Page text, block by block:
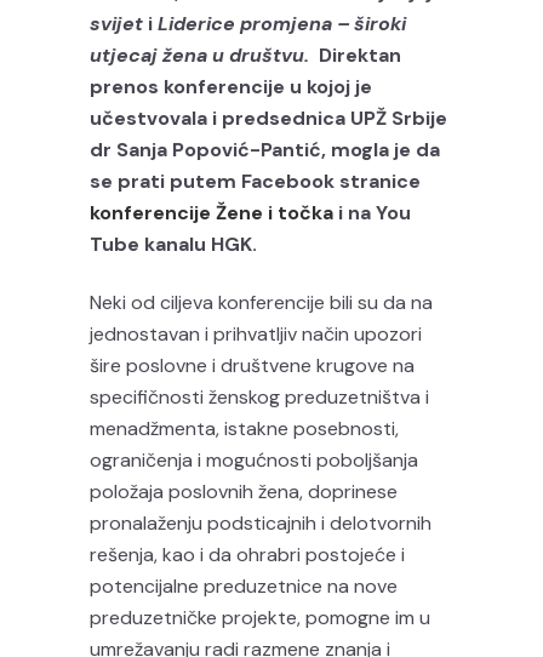
svijet iLiderice promjena – široki
utjecaj žena u društvu. Direktan
prenos konferencije u kojoj je
učestvovala i predsednica UPŽ Srbije
dr Sanja Popović-Pantić, mogla je da
se prati putem Facebook stranice
konferencije Žene i točka i na You
Tube kanalu HGK.
Neki od ciljeva konferencije bili su da na
jednostavan i prihvatljiv način upozori
šire poslovne i društvene krugove na
specifičnosti ženskog preduzetništva i
menadžmenta, istakne posebnosti,
ograničenja i mogućnosti poboljšanja
položaja poslovnih žena, doprinese
pronalaženju podsticajnih i delotvornih
rešenja, kao i da ohrabri postojeće i
potencijalne preduzetnice na nove
preduzetničke projekte, pomogne im u
umrežavanju radi razmene znanja i